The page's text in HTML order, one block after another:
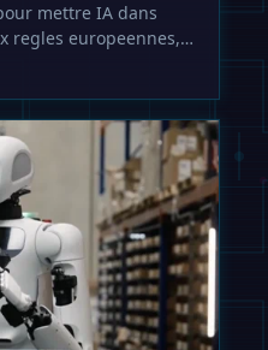
mettre IA dans
regles europeennes,
pour …